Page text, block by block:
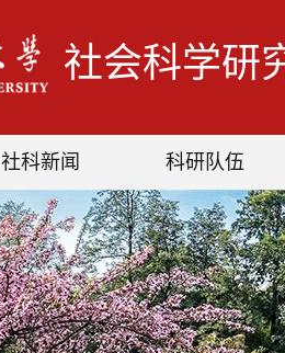
社会科学研
社科新闻 科研队伍